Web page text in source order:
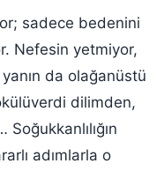
sadece bedenini
Nefesin yetmiyor,
da olağanüstü
dilimden,
Soğukkanlılığın
adımlarla o